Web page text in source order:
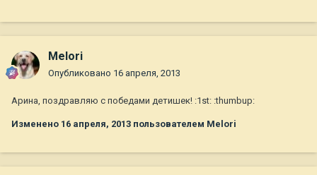
Melori
Опубликовано 16 апреля, 2013
Арина, поздравляю с победами детишек! :1st: :thumbup:
Изменено 16 апреля, 2013 пользователем Melori